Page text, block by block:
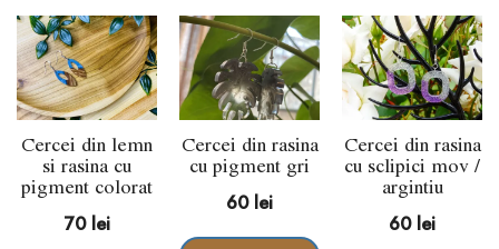
Cercei din lemn
si rasina cu
pigment colorat
70 lei
Cercei din rasina
cu pigment gri
60 lei
Cercei din rasina
cu sclipici mov /
argintiu
60 lei